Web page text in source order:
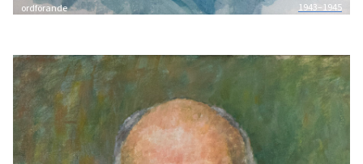
ordförande 1943–1945